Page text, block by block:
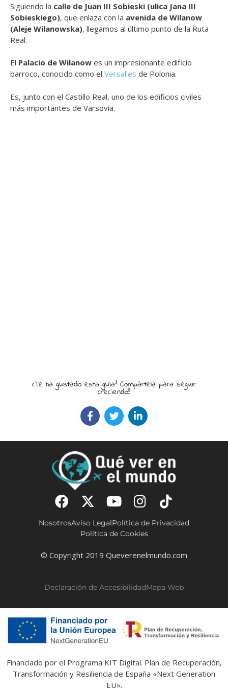
Siguiendo la calle de Juan III Sobieski (ulica Jana III
Sobieskiego), que enlaza con la avenida de Wilanow
(Aleje Wilanowska), llegamos al último punto de la Ruta
Real.
El Palacio de Wilanow es un impresionante edificio
barroco, conocido como el Versalles de Polonia.
Es, junto con el Castillo Real, uno de los edificios civiles
más importantes de Varsovia.
¿Te ha gustado esta guía? Compártela para seguir
creciendo!!
NosotrosAviso LegalPolítica de Privacidad
Política de Cookies
© Copyright 2019 Queverenelmundo.com
Declaración de AccesibilidadMapa Web
Financiado por el Programa KIT Digital. Plan de Recuperación,
Transformación y Resiliencia de España «Next Generation
EU».